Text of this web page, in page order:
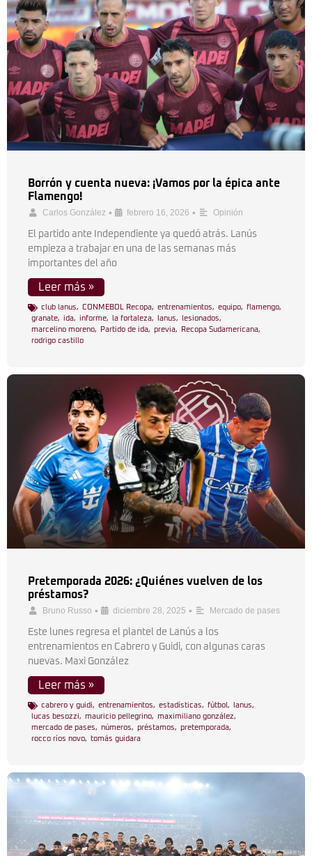
Borrón y cuenta nueva: ¡Vamos por la épica ante
Flamengo!
Carlos González • febrero 16, 2026 • Opinión
El partido ante Independiente ya quedó atrás. Lanús
empieza a trabajar en una de las semanas más
importantes del año
Leer más »
club lanus, CONMEBOL Recopa, entrenamientos, equipo, flamengo,
granate, ida, informe, la fortaleza, lanus, lesionados,
marcelino moreno, Partido de ida, previa, Recopa Sudamericana,
rodrigo castillo
Pretemporada 2026: ¿Quiénes vuelven de los
préstamos?
Bruno Russo • diciembre 28, 2025 • Mercado de pases
Este lunes regresa el plantel de Lanús a los
entrenamientos en Cabrero y Guidi, con algunas caras
nuevas. Maxi González
Leer más »
cabrero y guidi, entrenamientos, estadísticas, fútbol , lanus,
lucas besozzi, mauricio pellegrino, maximiliano gonzález,
mercado de pases, números, préstamos, pretemporada,
rocco ríos novo, tomás guidara